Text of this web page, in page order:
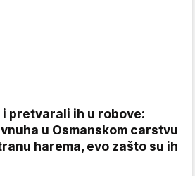
pretvarali ih u robove:
u Osmanskom carstvu
harema, evo zašto su ih